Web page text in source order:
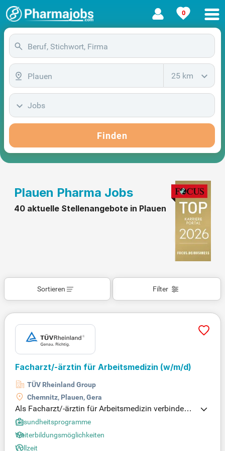
0
25 km
Jobs
Finden
Plauen Pharma Jobs
40 aktuelle Stellenangebote in Plauen
Filter
Sortieren
Facharzt/-ärztin für Arbeitsmedizin (w/m/d)
TÜV Rheinland Group
Chemnitz, Plauen, Gera
Als Facharzt/-ärztin für Arbeitsmedizin verbindest
du medizinisches Wissen mit betrieblicher Gesund
heitsförderung. In dieser Rolle optimierst du die Arb
eitsumgebung unserer Kunden und schützt die Ges
Gesundheitsprogramme
Weiterbildungsmöglichkeiten
Vollzeit